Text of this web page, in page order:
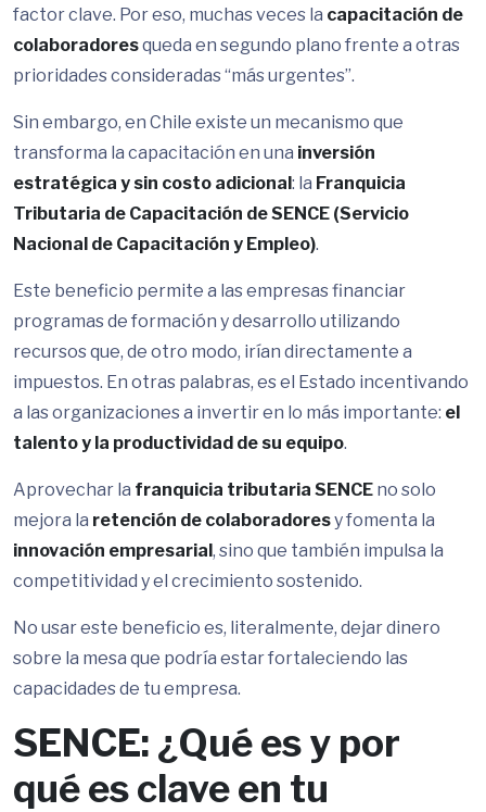
factor clave. Por eso, muchas veces la capacitación de
colaboradoresqueda en segundo plano frente a otras
prioridades consideradas “más urgentes”.
Sin embargo, en Chile existe un mecanismo que
transforma la capacitación en una inversión
estratégica y sin costo adicional: la Franquicia
Tributaria de Capacitación de SENCE (Servicio
Nacional de Capacitación y Empleo).
Este beneficio permite a las empresas financiar
programas de formación y desarrollo utilizando
recursos que, de otro modo, irían directamente a
impuestos. En otras palabras, es el Estado incentivando
a las organizaciones a invertir en lo más importante: el
talento y la productividad de su equipo.
Aprovechar la franquicia tributaria SENCE no solo
mejora la retención de colaboradoresy fomenta la
innovación empresarial, sino que también impulsa la
competitividad y el crecimiento sostenido.
No usar este beneficio es, literalmente, dejar dinero
sobre la mesa que podría estar fortaleciendo las
capacidades de tu empresa.
SENCE: ¿Qué es y por
qué es clave en tu